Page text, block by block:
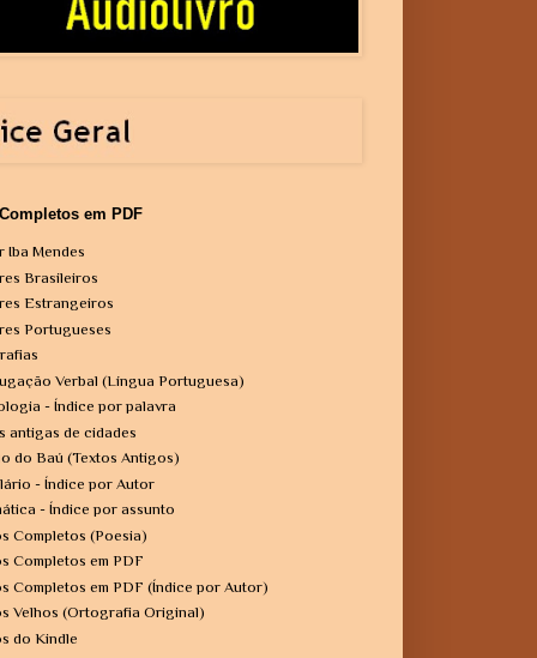
em PDF
Iba Mendes
Brasileiros
Estrangeiros
Portugueses
Verbal (Língua Portuguesa)
- Índice por palavra
antigas de cidades
do Baú (Textos Antigos)
- Índice por Autor
- Índice por assunto
Completos (Poesia)
Completos em PDF
Completos em PDF (Índice por Autor)
Velhos (Ortografia Original)
do Kindle